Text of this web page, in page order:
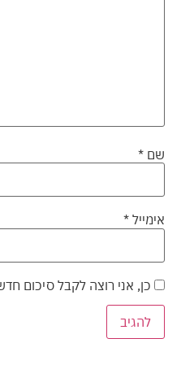
שם *
אימייל *
כן, אני רוצה לקבל סיכום